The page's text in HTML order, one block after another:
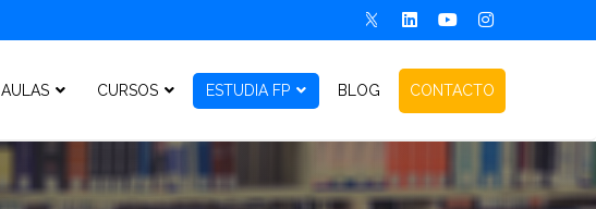
AULAS CURSOS ESTUDIA FP BLOG CONTACTO